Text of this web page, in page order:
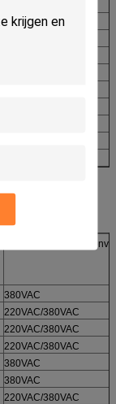
28VDC/56VDC
Nominaal
380VAC
220VAC/380VAC
220VAC/380VAC
220VAC/380VAC
380VAC
380VAC
220VAC/380VAC